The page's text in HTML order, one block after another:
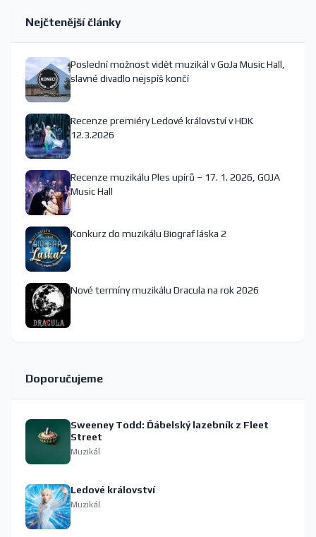
Nejčtenější články
Poslední možnost vidět muzikál v GoJa Music Hall,
slavné divadlo nejspíš končí
Recenze premiéry Ledové království v HDK
12.3.2026
Recenze muzikálu Ples upírů – 17. 1. 2026, GOJA
Music Hall
Konkurz do muzikálu Biograf láska 2
Nové termíny muzikálu Dracula na rok 2026
Doporučujeme
Sweeney Todd: Ďábelský lazebník z Fleet
Street
Muzikál
Ledové království
Muzikál